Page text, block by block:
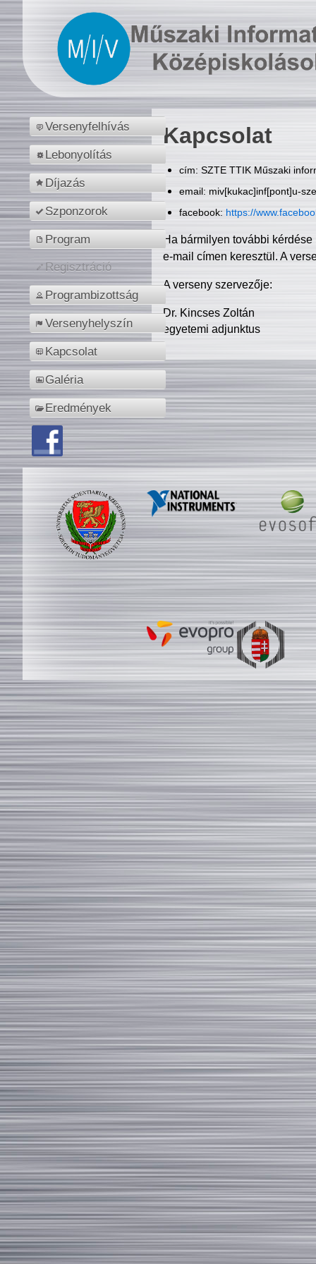
Versenyfelhívás
Lebonyolítás
Díjazás
Szponzorok
Program
Regisztráció
Programbizottság
Versenyhelyszín
Kapcsolat
Galéria
Eredmények
Kapcsolat
cím: SZTE TTIK Műszaki
email: miv[kukac]inf[pont]u-
facebook: https://
Ha bármilyen további
e-mail címen keresztül. A
A verseny szervezője:
Dr. Kincses Zoltán
egyetemi adjunktus